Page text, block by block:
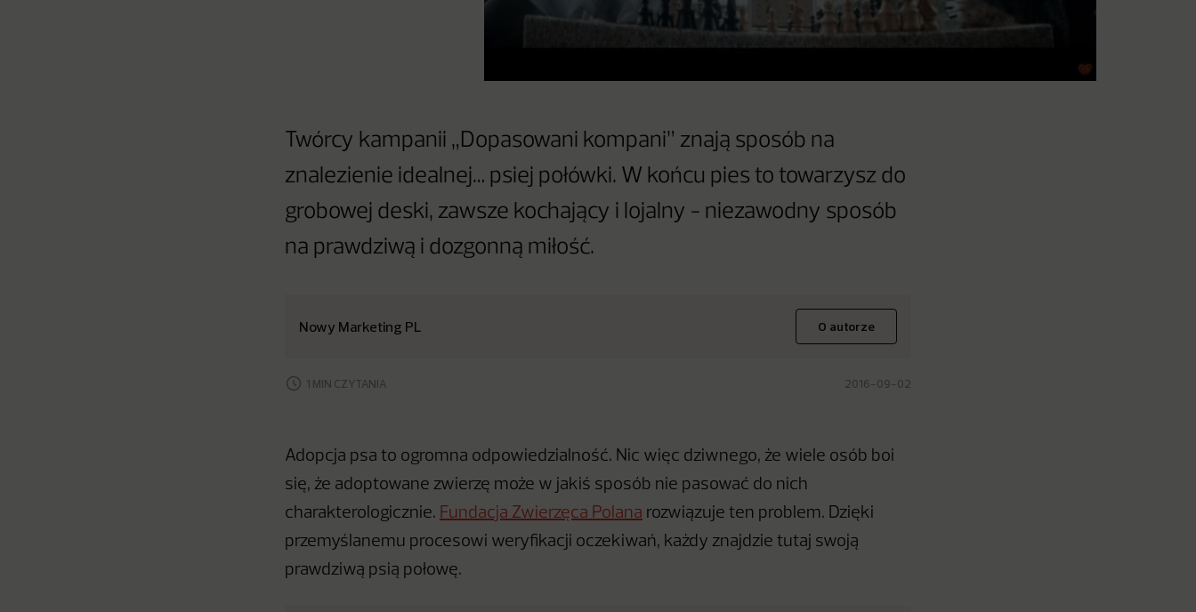
Twórcy kampanii „Dopasowani kompani” znają sposób na
znalezienie idealnej… psiej połówki. W końcu pies to towarzysz do
grobowej deski, zawsze kochający i lojalny - niezawodny sposób
na prawdziwą i dozgonną miłość.
Nowy Marketing PL O autorze
1 MIN CZYTANIA 2016-09-02
Adopcja psa to ogromna odpowiedzialność. Nic więc dziwnego, że wiele osób boi
się, że adoptowane zwierzę może w jakiś sposób nie pasować do nich
charakterologicznie. Fundacja Zwierzęca Polana rozwiązuje ten problem. Dzięki
przemyślanemu procesowi weryfikacji oczekiwań, każdy znajdzie tutaj swoją
prawdziwą psią połowę.